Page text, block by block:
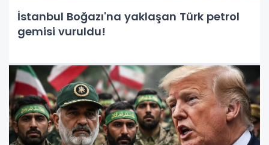
İstanbul Boğazı'na yaklaşan Türk petrol
gemisi vuruldu!